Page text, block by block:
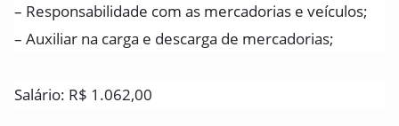
– Responsabilidade com as mercadorias e veículos;
– Auxiliar na carga e descarga de mercadorias;
Salário: R$ 1.062,00